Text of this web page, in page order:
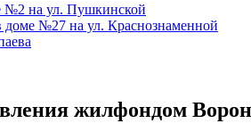
№2 на ул. Пушкинской
№27 на ул. Краснознаменной
жилфондом